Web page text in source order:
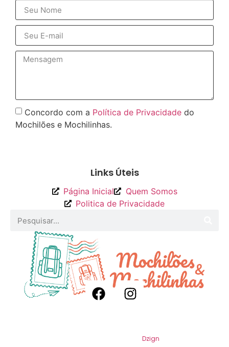
Concordo com a Política de Privacidade do
Mochilões e Mochilinhas.
Links Úteis
Página Inicial
Quem Somos
Politica de Privacidade
Dzign